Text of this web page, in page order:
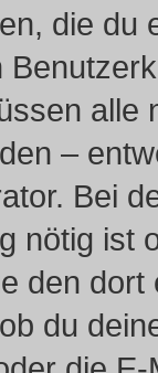
die du
alle
–
Bei
nötig ist
den
du